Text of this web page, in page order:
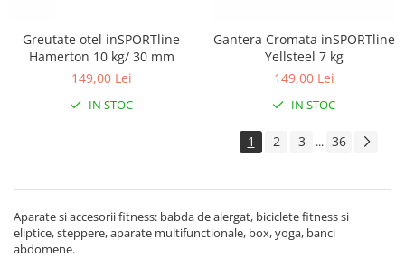
Greutate otel inSPORTline
Hamerton 10 kg/ 30 mm
149,00 Lei
IN STOC
Gantera Cromata inSPORTline
Yellsteel 7 kg
149,00 Lei
IN STOC
1 2 3 ... 36
Aparate si accesorii fitness: babda de alergat, biciclete fitness si
eliptice, steppere, aparate multifunctionale, box, yoga, banci
abdomene.